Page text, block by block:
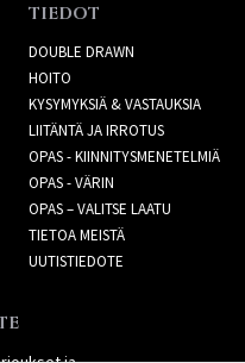
TIEDOT
DOUBLE DRAWN
HOITO
KYSYMYKSIÄ & VASTAUKSIA
LIITÄNTÄ JA IRROTUS
OPAS - KIINNITYSMENETELMIÄ
OPAS - VÄRIN
OPAS – VALITSE LAATU
TIETOA MEISTÄ
UUTISTIEDOTE